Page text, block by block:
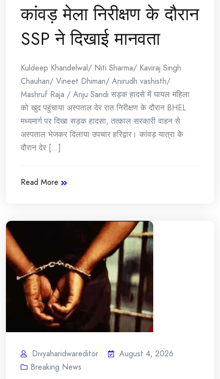
कांवड़ मेला निरीक्षण के दौरान
SSP ने दिखाई मानवता
Kuldeep Khandelwal/ Niti Sharma/ Kaviraj Singh
Chauhan/ Vineet Dhiman/ Anirudh vashisth/
Mashruf Raja / Anju Sandi सड़क हादसे में घायल महिला
को खुद पहुंचाया अस्पताल देर रात निरीक्षण के दौरान BHEL
मध्यमार्ग पर दिखा सड़क हादसा, तत्काल सरकारी वाहन से
अस्पताल भेजकर दिलाया उपचार हरिद्वार। कांवड़ यात्रा के
दौरान देर [...]
Read More
Divyaharidwareditor
August 4, 2026
Breaking News